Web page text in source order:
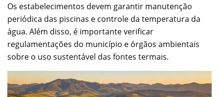
Os estabelecimentos devem garantir manutenção
periódica das piscinas e controle da temperatura da
água. Além disso, é importante verificar
regulamentações do município e órgãos ambientais
sobre o uso sustentável das fontes termais.